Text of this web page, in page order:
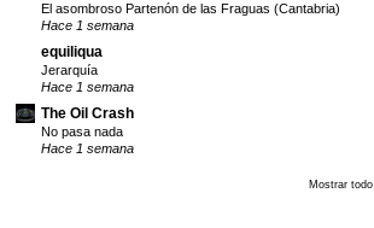
El asombroso Partenón de las Fraguas (Cantabria)
Hace 1 semana
equiliqua
Jerarquía
Hace 1 semana
The Oil Crash
No pasa nada
Hace 1 semana
Mostrar todo